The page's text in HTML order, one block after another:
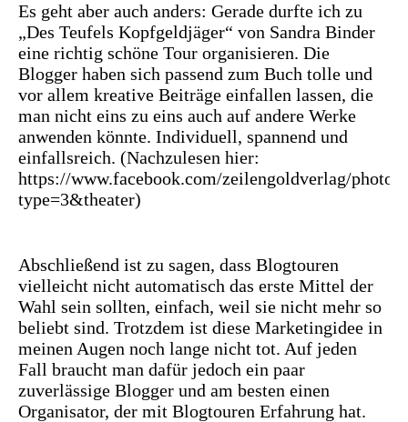
Es geht aber auch anders: Gerade durfte ich zu
„Des Teufels Kopfgeldjäger“ von Sandra Binder
eine richtig schöne Tour organisieren. Die
Blogger haben sich passend zum Buch tolle und
vor allem kreative Beiträge einfallen lassen, die
man nicht eins zu eins auch auf andere Werke
anwenden könnte. Individuell, spannend und
einfallsreich. (Nachzulesen hier:
https://www.facebook.com/zeilengoldverlag/
type=3&theater)
Abschließend ist zu sagen, dass Blogtouren
vielleicht nicht automatisch das erste Mittel der
Wahl sein sollten, einfach, weil sie nicht mehr so
beliebt sind. Trotzdem ist diese Marketingidee in
meinen Augen noch lange nicht tot. Auf jeden
Fall braucht man dafür jedoch ein paar
zuverlässige Blogger und am besten einen
Organisator, der mit Blogtouren Erfahrung hat.